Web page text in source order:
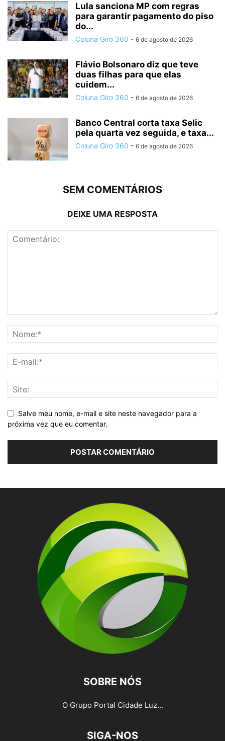
Lula sanciona MP com regras
para garantir pagamento do piso
do...
Coluna Giro 360 - 6 de agosto de 2026
Flávio Bolsonaro diz que teve
duas filhas para que elas
cuidem...
Coluna Giro 360 - 6 de agosto de 2026
Banco Central corta taxa Selic
pela quarta vez seguida, e taxa...
Coluna Giro 360 - 6 de agosto de 2026
SEM COMENTÁRIOS
DEIXE UMA RESPOSTA
Salve meu nome, e-mail e site neste navegador para a
próxima vez que eu comentar.
SOBRE NÓS
O Grupo Portal Cidade Luz...
SIGA-NOS